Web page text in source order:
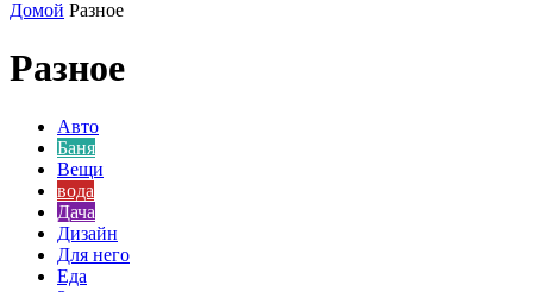
Домой Разное
Разное
Авто
Баня
Вещи
вода
Дача
Дизайн
Для него
Еда